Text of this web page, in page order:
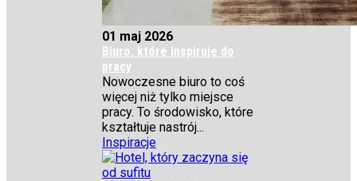
01 maj 2026
Biuro, które inspiruje do
pracy
Nowoczesne biuro to coś
więcej niż tylko miejsce
pracy. To środowisko, które
kształtuje nastrój...
Inspiracje